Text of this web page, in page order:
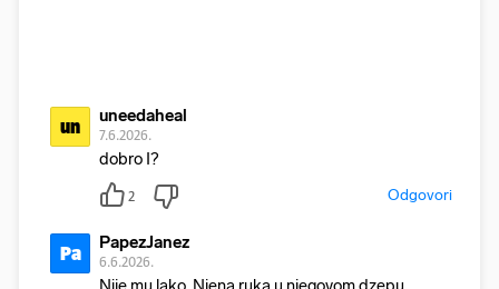
un uneedaheal
7.6.2026.
dobro I?
2 Odgovori
Pa PapezJanez
6.6.2026.